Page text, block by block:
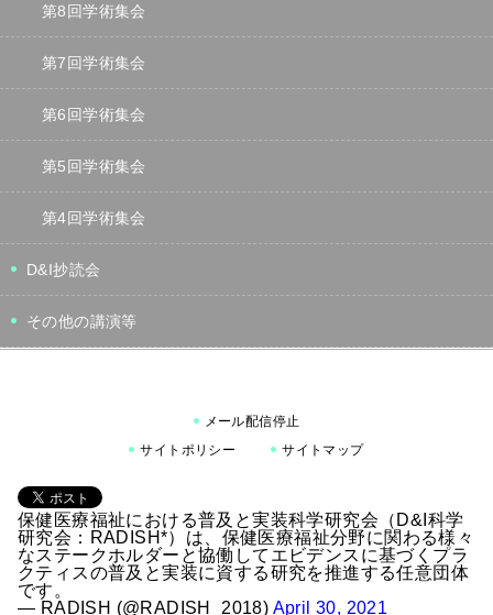
第8回学術集会
第7回学術集会
第6回学術集会
第5回学術集会
第4回学術集会
D&I抄読会
その他の講演等
メール配信停止
サイトポリシー
サイトマップ
保健医療福祉における普及と実装科学研究会（D&I科学
研究会：RADISH*）は、保健医療福祉分野に関わる様々
なステークホルダーと協働してエビデンスに基づくプラ
クティスの普及と実装に資する研究を推進する任意団体
です。
— RADISH (@RADISH_2018) April 30, 2021